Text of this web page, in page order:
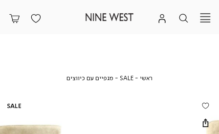
ראשי ראשי
SALE
SALE
מגפיים עם כיווציםמגפיים
SALE